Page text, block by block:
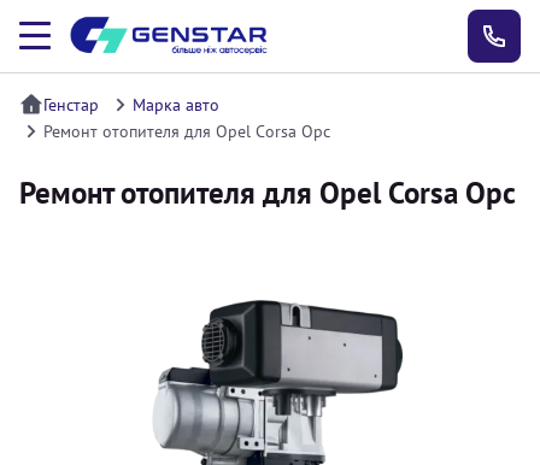
Генстар
Марка авто
Ремонт отопителя для Opel Corsa Opc
Ремонт отопителя для Opel Corsa Opc